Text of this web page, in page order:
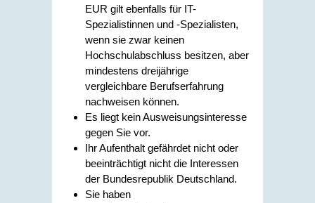
EUR gilt ebenfalls für IT-
Spezialistinnen und -Spezialisten,
wenn sie zwar keinen
Hochschulabschluss besitzen, aber
mindestens dreijährige
vergleichbare Berufserfahrung
nachweisen können.
Es liegt kein Ausweisungsinteresse
gegen Sie vor.
Ihr Aufenthalt gefährdet nicht oder
beeinträchtigt nicht die Interessen
der Bundesrepublik Deutschland.
Sie haben